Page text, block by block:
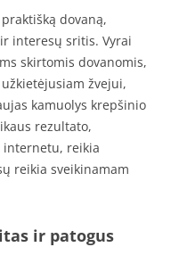
dovaną,
interesų sritis. Vyrai
skirtomis dovanomis,
žvejui,
kamuolys krepšinio
rezultato,
reikia
reikia sveikinamam
ir patogus